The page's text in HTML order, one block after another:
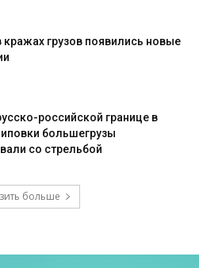
кражах грузов появились новые
российской границе в
большегрузы
со стрельбой
больше